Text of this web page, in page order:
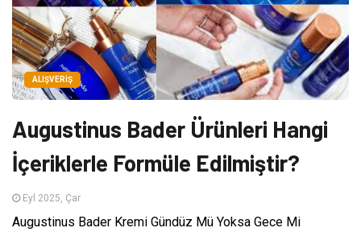
ALIŞVERIŞ
Augustinus Bader Ürünleri Hangi
İçeriklerle Formüle Edilmiştir?
Eyl 2025, Çar
Augustinus Bader Kremi Gündüz Mü Yoksa Gece Mi